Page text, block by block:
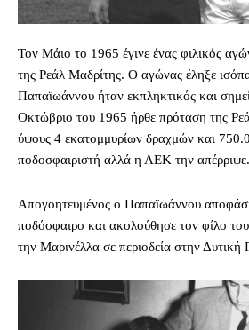
Τον Μάιο το 1965 έγινε ένας φιλικός
της Ρεάλ Μαδρίτης. Ο αγώνας έληξε
Παπαϊωάννου ήταν εκπληκτικός και
Οκτώβριο του 1965 ήρθε πρόταση της
ύψους 4 εκατομμυρίων δραχμών και
ποδοσφαιριστή αλλά η ΑΕΚ την απέρριψε.
Απογοητευμένος ο Παπαϊωάννου
ποδόσφαιρο και ακολούθησε τον φίλο του
την Μαρινέλλα σε περιοδεία στην Δυτική